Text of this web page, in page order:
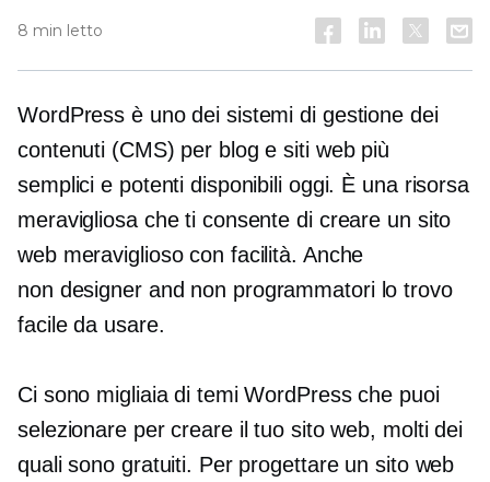
8 min letto
WordPress è uno dei sistemi di gestione dei
contenuti (CMS) per blog e siti web più
semplici e potenti disponibili oggi. È una risorsa
meravigliosa che ti consente di creare un sito
web meraviglioso con facilità. Anche
non designerand non programmatorilo trovo
facile da usare.
Ci sono migliaia di temi WordPress che puoi
selezionare per creare il tuo sito web, molti dei
quali sono gratuiti. Per progettare un sito web